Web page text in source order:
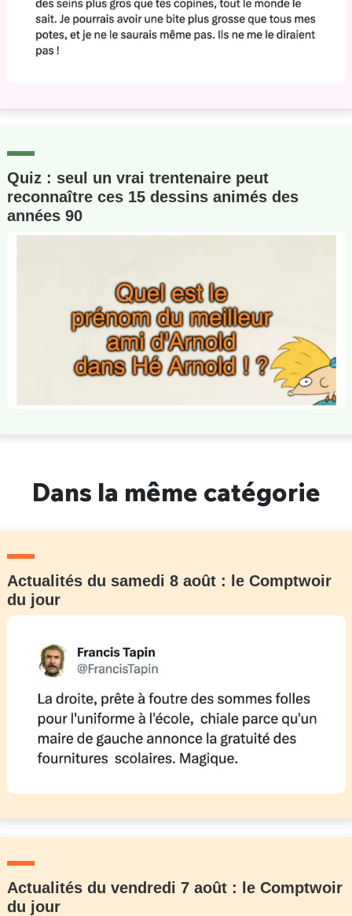
Quiz : seul un vrai trentenaire peut
reconnaître ces 15 dessins animés des
années 90
Dans la même catégorie
Actualités du samedi 8 août : le Comptwoir
du jour
Actualités du vendredi 7 août : le Comptwoir
du jour